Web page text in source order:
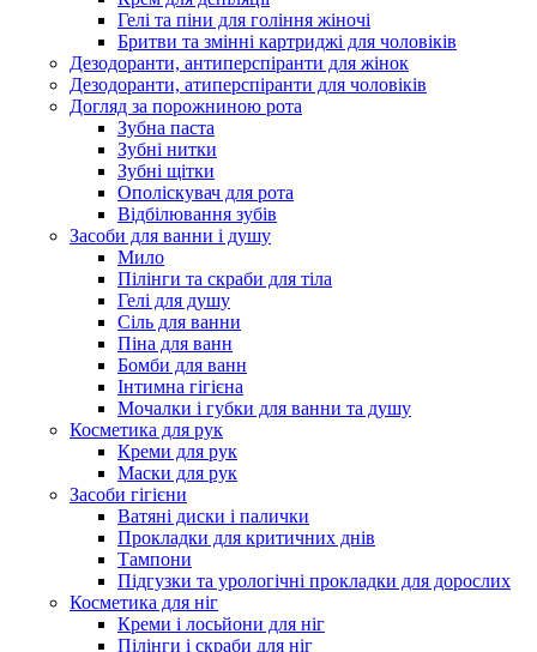
Гелі та піни для гоління жіночі
Бритви та змінні картриджі для чоловіків
Дезодоранти, антиперспіранти для жінок
Дезодоранти, атиперспіранти для чоловіків
Догляд за порожниною рота
Зубна паста
Зубні нитки
Зубні щітки
Ополіскувач для рота
Відбілювання зубів
Засоби для ванни і душу
Мило
Пілінги та скраби для тіла
Гелі для душу
Сіль для ванни
Піна для ванн
Бомби для ванн
Інтимна гігієна
Мочалки і губки для ванни та душу
Косметика для рук
Креми для рук
Маски для рук
Засоби гігієни
Ватяні диски і палички
Прокладки для критичних днів
Тампони
Підгузки та урологічні прокладки для дорослих
Косметика для ніг
Креми і лосьйони для ніг
Пілінги і скраби для ніг